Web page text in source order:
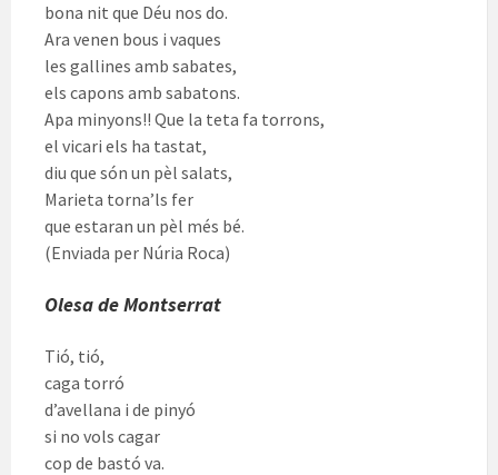
bona nit que Déu nos do.
Ara venen bous i vaques
les gallines amb sabates,
els capons amb sabatons.
Apa minyons!! Que la teta fa torrons,
el vicari els ha tastat,
diu que són un pèl salats,
Marieta torna’ls fer
que estaran un pèl més bé.
(Enviada per Núria Roca)
Olesa de Montserrat
Tió, tió,
caga torró
d’avellana i de pinyó
si no vols cagar
cop de bastó va.